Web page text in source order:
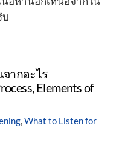
บ
ากอะไร
Elements of
,What to Listen for